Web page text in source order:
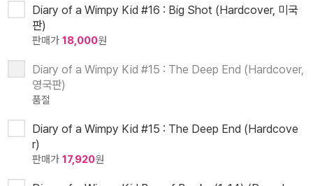
Diary of a Wimpy Kid #16 : Big Shot (Hardcover, 미국
판)
판매가 18,000원
Diary of a Wimpy Kid #15 : The Deep End (Hardcover,
영국판)
품절
Diary of a Wimpy Kid #15 : The Deep End (Hardcove
r)
판매가 17,920원